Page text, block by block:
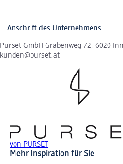
Anschrift des Unternehmens
Purset GmbH Grabenweg 72, 6020
kunden@purset.at
von PURSET
Mehr Inspiration für Sie